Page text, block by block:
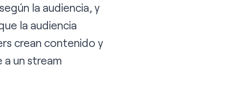
la audiencia, y
la audiencia
crean contenido y
un stream